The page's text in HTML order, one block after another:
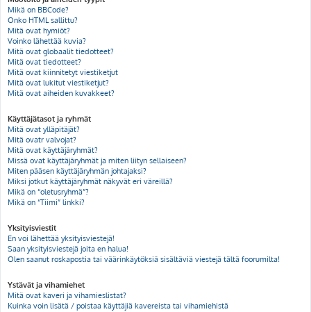
Mikä on BBCode?
Onko HTML sallittu?
Mitä ovat hymiöt?
Voinko lähettää kuvia?
Mitä ovat globaalit tiedotteet?
Mitä ovat tiedotteet?
Mitä ovat kiinnitetyt viestiketjut
Mitä ovat lukitut viestiketjut?
Mitä ovat aiheiden kuvakkeet?
Käyttäjätasot ja ryhmät
Mitä ovat ylläpitäjät?
Mitä ovatr valvojat?
Mitä ovat käyttäjäryhmät?
Missä ovat käyttäjäryhmät ja miten liityn sellaiseen?
Miten pääsen käyttäjäryhmän johtajaksi?
Miksi jotkut käyttäjäryhmät näkyvät eri väreillä?
Mikä on “oletusryhmä”?
Mikä on “Tiimi” linkki?
Yksityisviestit
En voi lähettää yksityisviestejä!
Saan yksityisviestejä joita en halua!
Olen saanut roskapostia tai väärinkäytöksiä sisältäviä viestejä tältä foorumilta!
Ystävät ja vihamiehet
Mitä ovat kaveri ja vihamieslistat?
Kuinka voin lisätä / poistaa käyttäjiä kavereista tai vihamiehistä